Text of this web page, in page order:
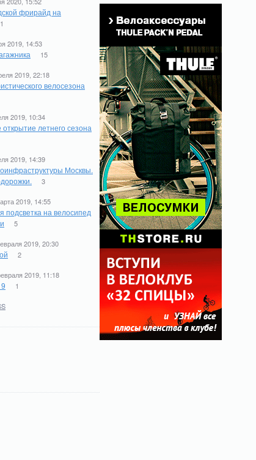
фрирайд на
1
2019, 14:53
15
2019, 22:18
велосезона
2019, 10:34
летнего сезона
2019, 14:39
Москвы.
3
2019, 14:55
подсветка на велосипед
5
2019, 20:30
2
2019, 11:18
1